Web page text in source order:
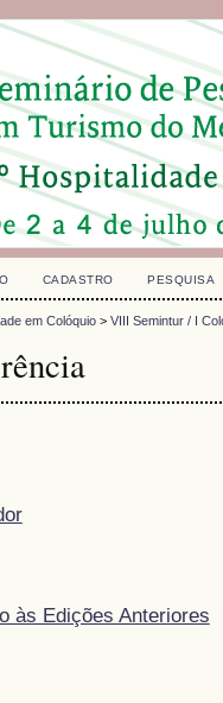
CADASTRO PESQUISA
em Colóquio > VIII Semintur / I
às Edições Anteriores